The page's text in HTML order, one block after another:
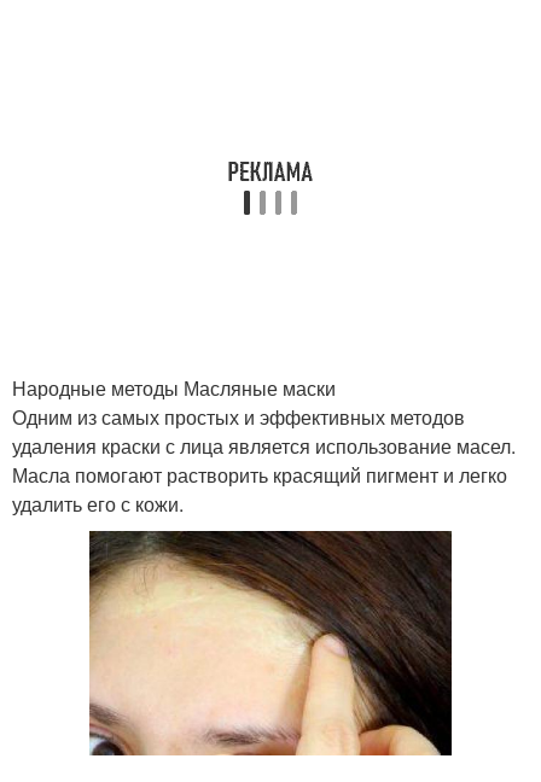
Народные методы Масляные маски
Одним из самых простых и эффективных методов
удаления краски с лица является использование масел.
Масла помогают растворить красящий пигмент и легко
удалить его с кожи.